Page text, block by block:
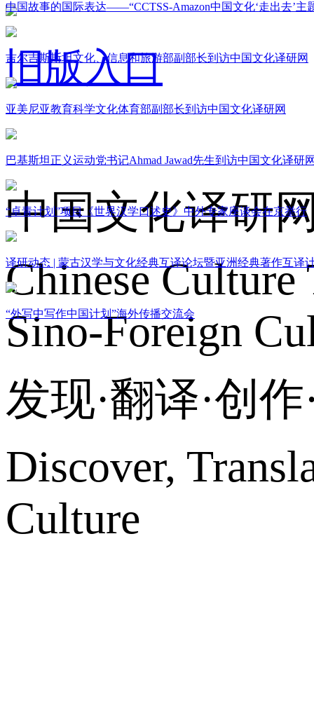
中国故事的国际表达——“CCTSS-Amazon中国文化‘走出去’主
吉尔吉斯斯坦文化、信息和旅游部副部长到访中国文化译研网
亚美尼亚教育科学文化体育部副部长到访中国文化译研网
巴基斯坦正义运动党书记Ahmad Jawad先生到访中国文化译研
“卓青计划”项目《世界汉学口述史》中外专家座谈会在京举行
译研动态 | 蒙古汉学与文化经典互译论坛暨亚洲经典著作互译
“外写中写作中国计划”海外传播交流会
旧版入口
关于我们
中国文化译研
Chinese
Sino-Foreign
发现·翻译·创
Discover,
Culture